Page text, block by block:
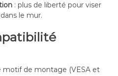
: plus de liberté pour viser
le mur.
de montage (VESA et